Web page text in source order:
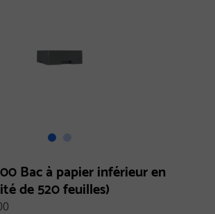
Bac à papier inférieur en
de 520 feuilles)